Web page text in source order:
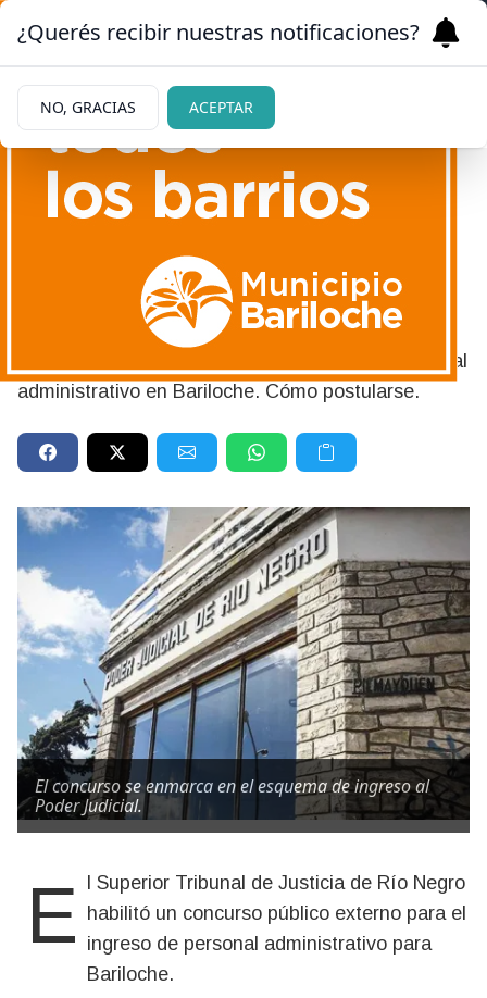
Si estás buscando trabajo,
esta noticia te va a interesar
Habilitan concurso público para ingreso de personal
administrativo en Bariloche. Cómo postularse.
El concurso se enmarca en el esquema de ingreso al
Poder Judicial.
El Superior Tribunal de Justicia de Río Negro
habilitó un concurso público externo para el
ingreso de personal administrativo para
Bariloche.
¿Querés recibir nuestras notificaciones?
NO, GRACIAS ACEPTAR